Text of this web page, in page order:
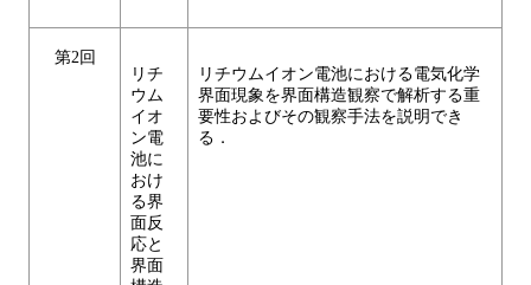
第2回
リチ
ウム
イオ
ン電
池に
おけ
る界
面反
応と
界面
リチウムイオン電池における電気化学
界面現象を界面構造観察で解析する重
要性およびその観察手法を説明でき
る．